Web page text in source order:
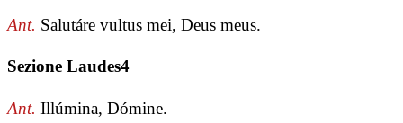
Ant. Salutáre vultus mei, Deus meus.
Sezione Laudes4
Ant. Illúmina, Dómine.